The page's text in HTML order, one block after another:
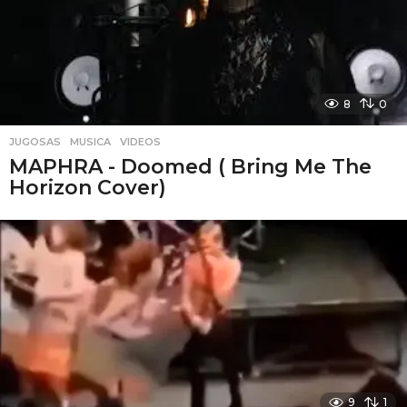
8 0
JUGOSAS ,MUSICA ,VIDEOS
MAPHRA - Doomed ( Bring Me The
Horizon Cover)
9 1